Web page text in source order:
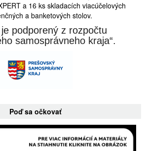
a 16 ks skladacích viacúčelových
a banketových stolov.
je podporený z rozpočtu
samosprávneho kraja“.
Poď sa očkovať